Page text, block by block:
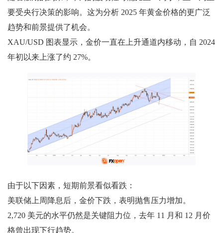
要受央行决策的影响。这为分析 2025 年黄金价格的更广泛
趋势和前景提供了机会。
XAU/USD 图表显示，金价一直在上升通道内移动，自 2024
年初以来上涨了约 27%。
由于以下因素，短期前景看似看跌：
美联储上周降息后，金价下跌，表明抛售压力增加。
2,720 美元的水平仍然是关键阻力位，去年 11 月和 12 月价
格曾出现下行趋势。